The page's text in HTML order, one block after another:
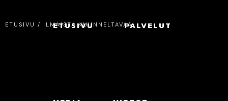
ETUSIVU PALVELUT
ETUSIVU / ILMAISTA KUUNNELTAVAA